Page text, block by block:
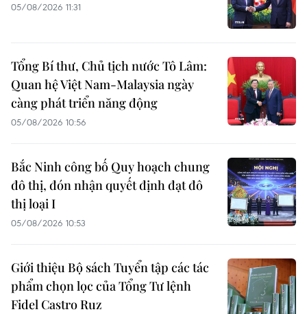
05/08/2026 11:31
Tổng Bí thư, Chủ tịch nước Tô Lâm:
Quan hệ Việt Nam-Malaysia ngày
càng phát triển năng động
05/08/2026 10:56
Bắc Ninh công bố Quy hoạch chung
đô thị, đón nhận quyết định đạt đô
thị loại I
05/08/2026 10:53
Giới thiệu Bộ sách Tuyển tập các tác
phẩm chọn lọc của Tổng Tư lệnh
Fidel Castro Ruz